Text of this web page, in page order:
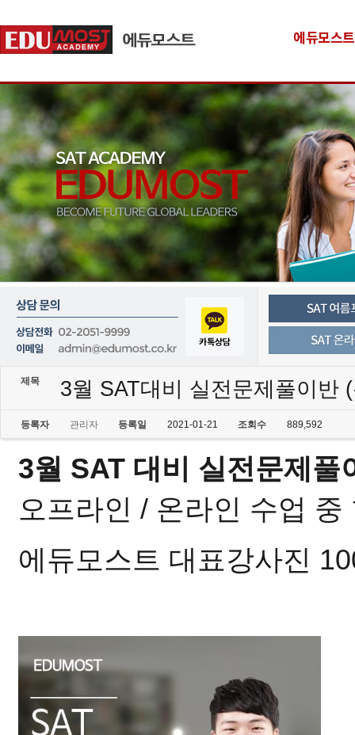
에듀모스
제목 3월 SAT대비 실전문제풀이반
등록자 관리자 등록일 2021-01-21 조회수 889,592
3월 SAT 대비 실전문제풀
오프라인 / 온라인 수업
에듀모스트 대표강사진